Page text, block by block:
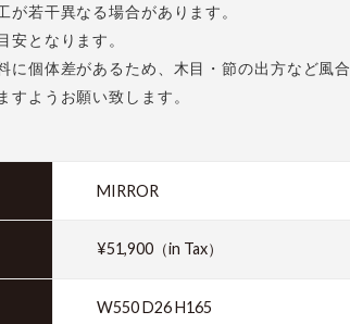
若干異なる場合があります。
安となります。
に個体差があるため、木目・節の出方など風
すようお願い致します。
MIRROR
¥51,900（in Tax）
W550 D26 H165